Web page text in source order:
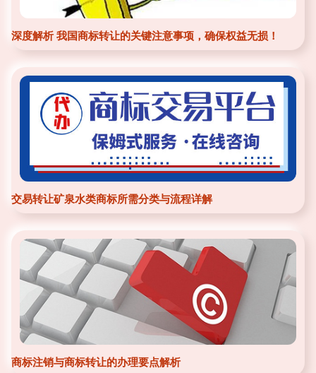
深度解析 我国商标转让的关键注意事项，确保权益无损！
交易转让矿泉水类商标所需分类与流程详解
商标注销与商标转让的办理要点解析